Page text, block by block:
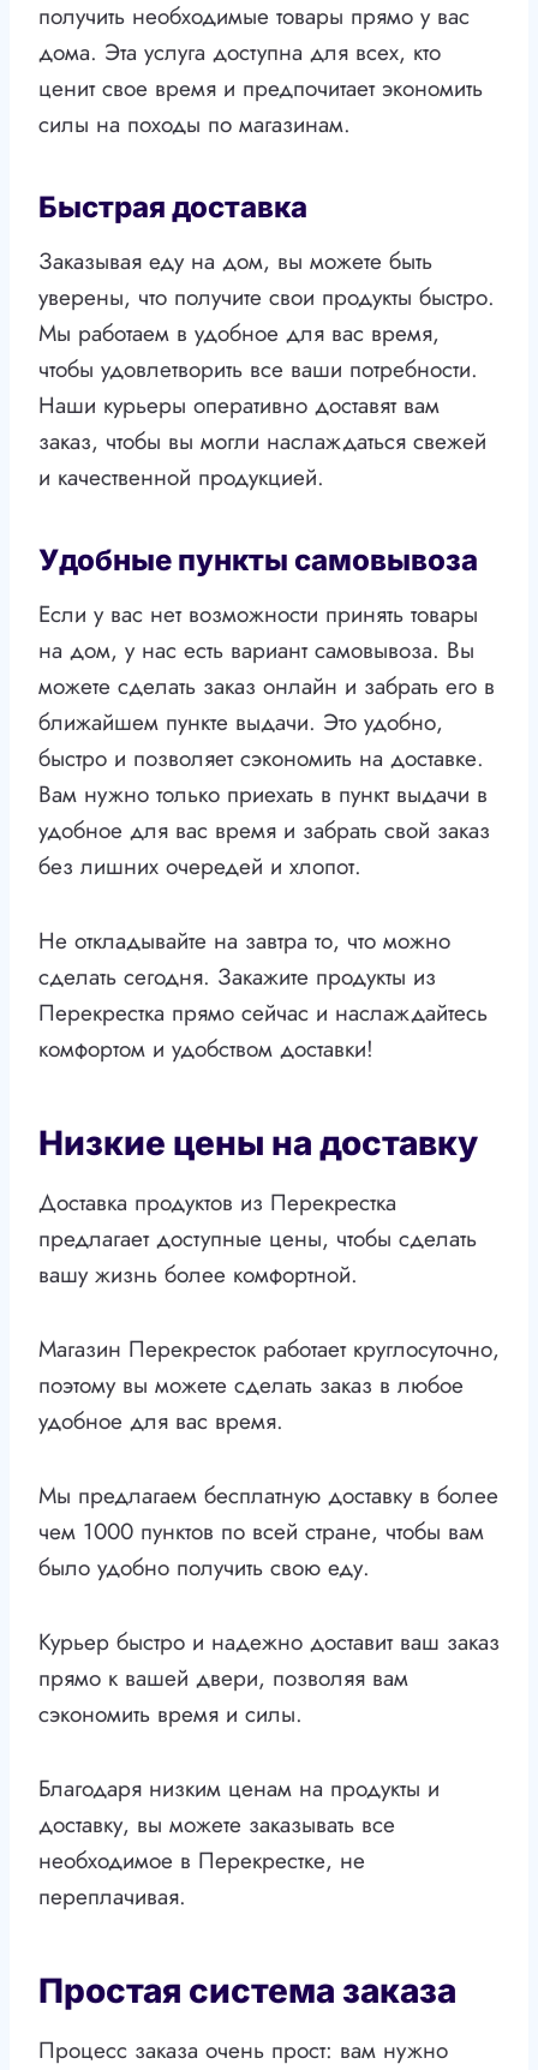
получить необходимые товары прямо у вас
дома. Эта услуга доступна для всех, кто
ценит свое время и предпочитает экономить
силы на походы по магазинам.
Быстрая доставка
Заказывая еду на дом, вы можете быть
уверены, что получите свои продукты быстро.
Мы работаем в удобное для вас время,
чтобы удовлетворить все ваши потребности.
Наши курьеры оперативно доставят вам
заказ, чтобы вы могли наслаждаться свежей
и качественной продукцией.
Удобные пункты самовывоза
Если у вас нет возможности принять товары
на дом, у нас есть вариант самовывоза. Вы
можете сделать заказ онлайн и забрать его в
ближайшем пункте выдачи. Это удобно,
быстро и позволяет сэкономить на доставке.
Вам нужно только приехать в пункт выдачи в
удобное для вас время и забрать свой заказ
без лишних очередей и хлопот.
Не откладывайте на завтра то, что можно
сделать сегодня. Закажите продукты из
Перекрестка прямо сейчас и наслаждайтесь
комфортом и удобством доставки!
Низкие цены на доставку
Доставка продуктов из Перекрестка
предлагает доступные цены, чтобы сделать
вашу жизнь более комфортной.
Магазин Перекресток работает круглосуточно,
поэтому вы можете сделать заказ в любое
удобное для вас время.
Мы предлагаем бесплатную доставку в более
чем 1000 пунктов по всей стране, чтобы вам
было удобно получить свою еду.
Курьер быстро и надежно доставит ваш заказ
прямо к вашей двери, позволяя вам
сэкономить время и силы.
Благодаря низким ценам на продукты и
доставку, вы можете заказывать все
необходимое в Перекрестке, не
переплачивая.
Простая система заказа
Процесс заказа очень прост: вам нужно